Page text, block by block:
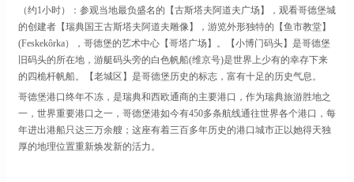
（约1小时）：参观当地最负盛名的【古斯塔夫阿道夫广场】，观看哥德堡城
的创建者【瑞典国王古斯塔夫阿道夫雕像】，游览外形独特的【鱼市教堂】
(Feskekôrka）
，哥德堡的艺术中心【哥塔广场】。【小博门码头】是哥德堡
旧码头的所在地，游艇码头旁的白色帆船(维京号)是世界上少有的幸存下来
的四桅杆帆船。【老城区】是哥德堡历史的标志，富有十足的历史气息。
哥德堡港口终年不冻，是瑞典和西欧通商的主要港口，作为瑞典旅游胜地之
一，世界重要港口之一，哥德堡港如今有450多条航线通往世界各个港口，每
年进出港船只达三万余艘；这座有着三百多年历史的港口城市正以她得天独
厚的地理位置重新焕发新的活力。